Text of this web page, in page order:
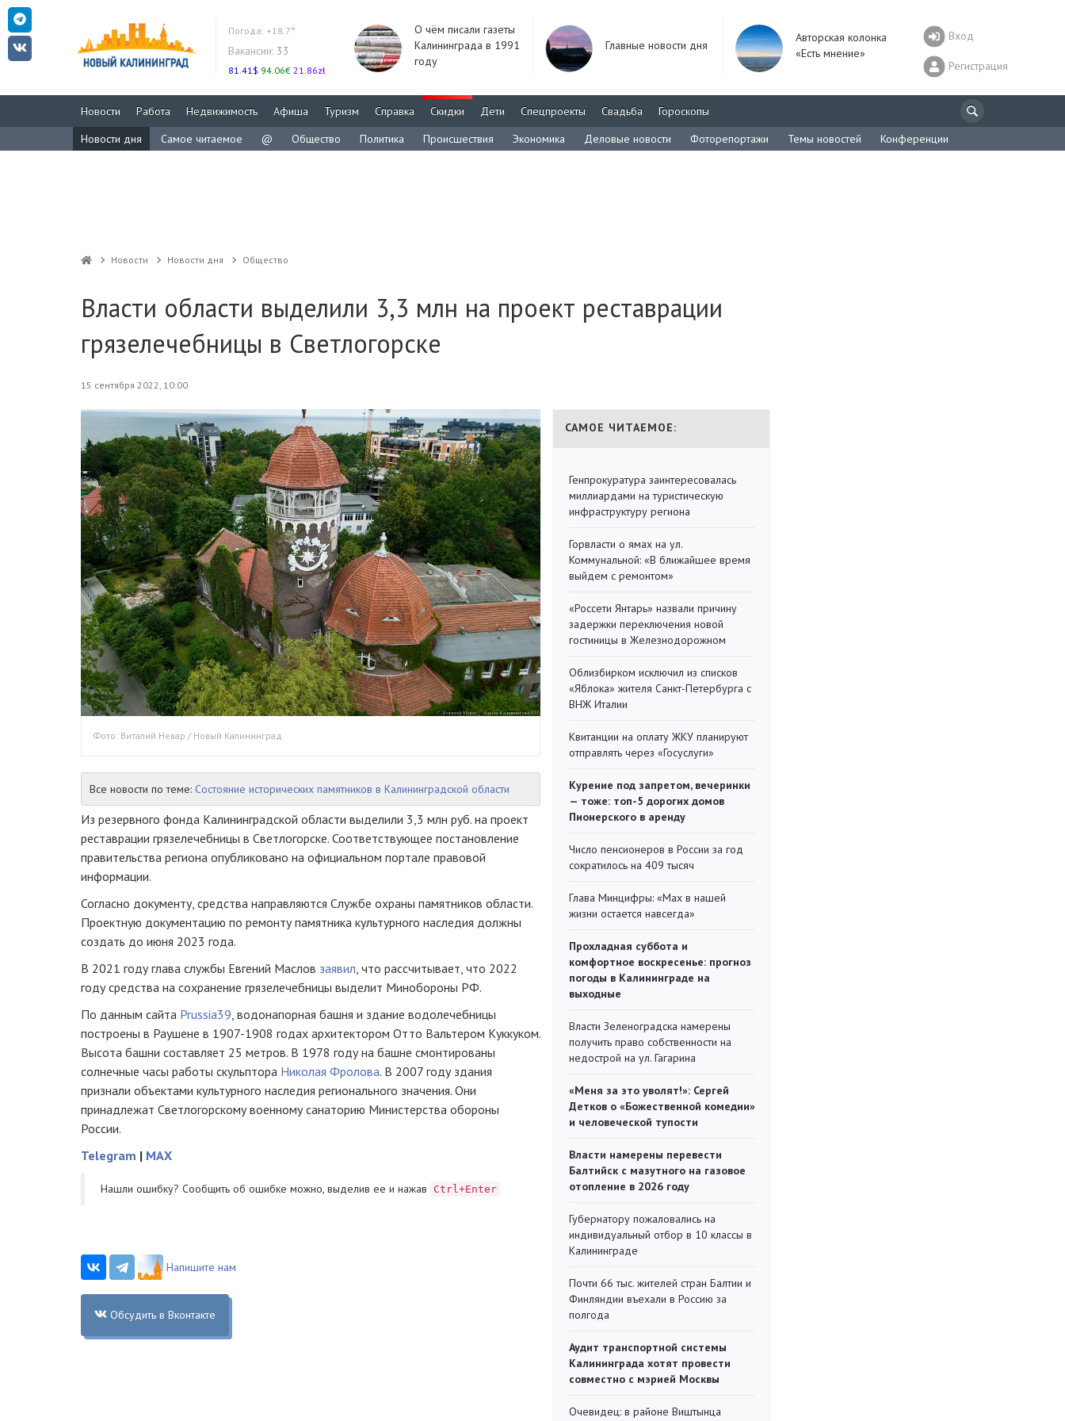
Погода: +18.7°
Вакансии: 33
81.41$ 94.06€ 21.86zł
О чём писали газеты
Калининграда в 1991
году
Главные новости дня
Авторская колонка
«Есть мнение»
Вход
Регистрация
Новости Работа Недвижимость Афиша Туризм Справка Скидки Дети Спецпроекты Свадьба
Гороскопы
Новости дня
Самое читаемое @ Общество Политика Происшествия Экономика Деловые новости Фоторепортажи Темы новостей Конференции
Новости Новости дня Общество
Власти области выделили 3,3 млн на проект реставрации
грязелечебницы в Светлогорске
15 сентября 2022, 10:00
Фото: Виталий Невар / Новый Калининград
Все новости по теме: Состояние исторических памятников в Калининградской области
Из резервного фонда Калининградской области выделили 3,3 млн руб. на проект
реставрации грязелечебницы в Светлогорске. Соответствующее постановление
правительства региона опубликовано на официальном портале правовой
информации.
Согласно документу, средства направляются Службе охраны памятников области.
Проектную документацию по ремонту памятника культурного наследия должны
создать до июня 2023 года.
В 2021 году глава службы Евгений Маслов заявил , что рассчитывает, что 2022
году средства на сохранение грязелечебницы выделит Минобороны РФ.
По данным сайта Prussia39 , водонапорная башня и здание водолечебницы
построены в Раушене в 1907-1908 годах архитектором Отто Вальтером Куккуком.
Высота башни составляет 25 метров. В 1978 году на башне смонтированы
солнечные часы работы скульптора Николая Фролова. В 2007 году здания
признали объектами культурного наследия регионального значения. Они
принадлежат Светлогорскому военному санаторию Министерства обороны
России.
Telegram | MAX
Нашли ошибку? Cообщить об ошибке можно, выделив ее и нажав Ctrl+Enter
Напишите нам
Обсудить в Вконтакте
САМОЕ ЧИТАЕМОЕ:
Генпрокуратура заинтересовалась
миллиардами на туристическую
инфраструктуру региона
Горвласти о ямах на ул.
Коммунальной: «В ближайшее время
выйдем с ремонтом»
«Россети Янтарь» назвали причину
задержки переключения новой
гостиницы в Железнодорожном
Облизбирком исключил из списков
«Яблока» жителя Санкт-Петербурга с
ВНЖ Италии
Квитанции на оплату ЖКУ планируют
отправлять через «Госуслуги»
Курение под запретом, вечеринки
— тоже: топ-5 дорогих домов
Пионерского в аренду
Число пенсионеров в России за год
сократилось на 409 тысяч
Глава Минцифры: «Мах в нашей
жизни остается навсегда»
Прохладная суббота и
комфортное воскресенье: прогноз
погоды в Калининграде на
выходные
Власти Зеленоградска намерены
получить право собственности на
недострой на ул. Гагарина
«Меня за это уволят!»: Сергей
Детков о «Божественной комедии»
и человеческой тупости
Власти намерены перевести
Балтийск с мазутного на газовое
отопление в 2026 году
Губернатору пожаловались на
индивидуальный отбор в 10 классы в
Калининграде
Почти 66 тыс. жителей стран Балтии и
Финляндии въехали в Россию за
полгода
Аудит транспортной системы
Калининграда хотят провести
совместно с мэрией Москвы
Очевидец: в районе Виштынца